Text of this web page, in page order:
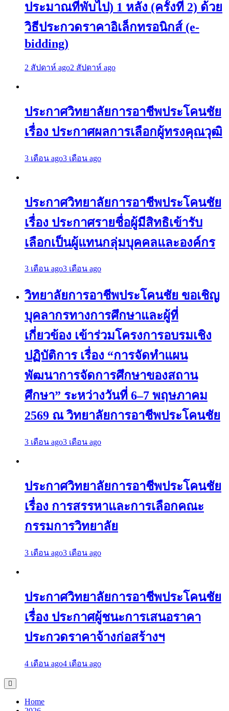
ประมาณที่พับไป) 1 หลัง (ครั้งที่ 2) ด้วย
วิธีประกวดราคาอิเล็กทรอนิกส์ (e-
bidding)
2 สัปดาห์ ago2 สัปดาห์ ago
ประกาศวิทยาลัยการอาชีพประโคนชัย
เรื่อง ประกาศผลการเลือกผู้ทรงคุณวุฒิ
3 เดือน ago3 เดือน ago
ประกาศวิทยาลัยการอาชีพประโคนชัย
เรื่อง ประกาศรายชื่อผู้มีสิทธิเข้ารับ
เลือกเป็นผู้แทนกลุ่มบุคคลและองค์กร
3 เดือน ago3 เดือน ago
วิทยาลัยการอาชีพประโคนชัย ขอเชิญ
บุคลากรทางการศึกษาและผู้ที่
เกี่ยวข้อง เข้าร่วมโครงการอบรมเชิง
ปฏิบัติการ เรื่อง “การจัดทำแผน
พัฒนาการจัดการศึกษาของสถาน
ศึกษา” ระหว่างวันที่ 6–7 พฤษภาคม
2569 ณ วิทยาลัยการอาชีพประโคนชัย
3 เดือน ago3 เดือน ago
ประกาศวิทยาลัยการอาชีพประโคนชัย
เรื่อง การสรรหาและการเลือกคณะ
กรรมการวิทยาลัย
3 เดือน ago3 เดือน ago
ประกาศวิทยาลัยการอาชีพประโคนชัย
เรื่อง ประกาศผู้ชนะการเสนอราคา
ประกวดราคาจ้างก่อสร้างฯ
4 เดือน ago4 เดือน ago
Home